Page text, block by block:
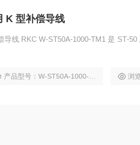
K 型补偿导线
线 RKC W‑ST50A‑1000‑TM1 是 ST‑50
产品型号：W-ST50A-1000-TM1 浏